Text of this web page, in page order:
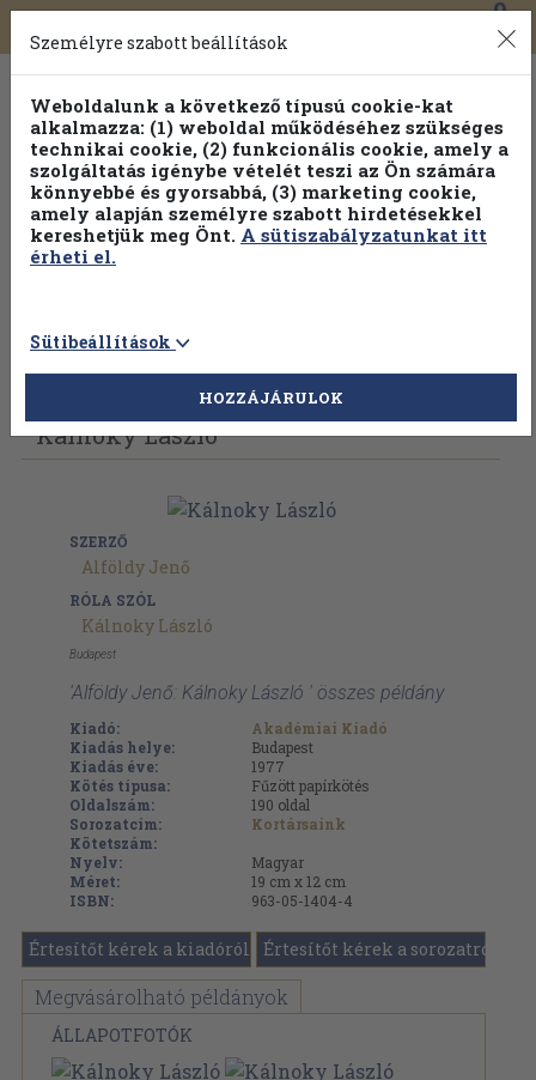
Toggle
navigation
0
Vissza az előző oldalra Válasszon példányt
Kálnoky László
SZERZŐ
Alföldy Jenő
RÓLA SZÓL
Kálnoky László
Budapest
'Alföldy Jenő: Kálnoky László ' összes példány
Kiadó:
Akadémiai Kiadó
Kiadás helye:
Budapest
Kiadás éve:
1977
Kötés típusa:
Fűzött papírkötés
Oldalszám:
190 oldal
Sorozatcím:
Kortársaink
Kötetszám:
Nyelv:
Magyar
Méret:
19 cm x 12 cm
ISBN:
963-05-1404-4
Értesítőt kérek a kiadóról Értesítőt kérek a sorozatról
Megvásárolható példányok
ÁLLAPOTFOTÓK
Személyre szabott beállítások
Weboldalunk a következő típusú cookie-kat
alkalmazza: (1) weboldal működéséhez szükséges
technikai cookie, (2) funkcionális cookie, amely a
szolgáltatás igénybe vételét teszi az Ön számára
könnyebbé és gyorsabbá, (3) marketing cookie,
amely alapján személyre szabott hirdetésekkel
kereshetjük meg Önt. A sütiszabályzatunkat itt
érheti el.
Sütibeállítások
HOZZÁJÁRULOK